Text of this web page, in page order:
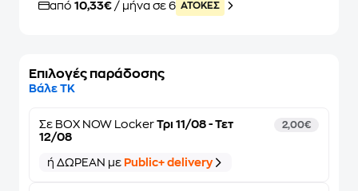
από 10,33€ / μήνα σε 6 ATOKEΣ
Επιλογές παράδοσης
Βάλε ΤΚ
Σε BOX NOW Locker Τρι 11/08 - Τετ
12/08
2,00€
ή ΔΩΡΕΑΝ με Public+ delivery